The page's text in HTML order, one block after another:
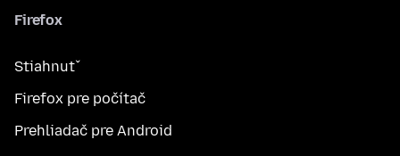
Firefox
Stiahnuť
Firefox pre počítač
Prehliadač pre Android